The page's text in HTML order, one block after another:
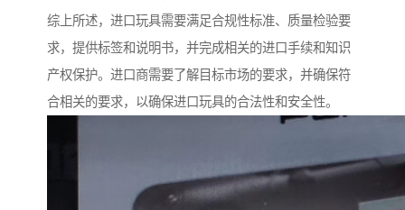
综上所述，进口玩具需要满足合规性标准、质量检验要
求，提供标签和说明书，并完成相关的进口手续和知识
产权保护。进口商需要了解目标市场的要求，并确保符
合相关的要求，以确保进口玩具的合法性和安全性。